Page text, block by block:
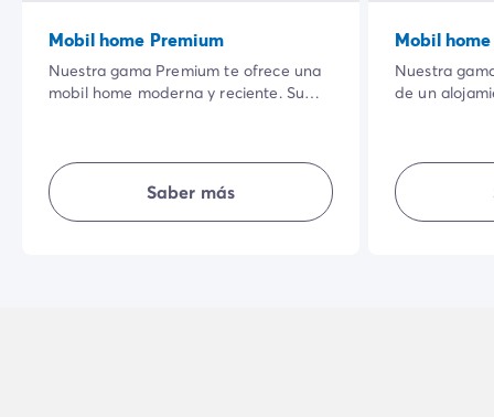
Mobil home Premium
Nuestra gama Premium te ofrece una
mobil home moderna y reciente. Su
calidad de sus equipamientos
interiores harán que tus vacaciones
sean aún más agradables.
Saber más
Mobil
Nuestra
de un
equipada,
sencillez,
unas